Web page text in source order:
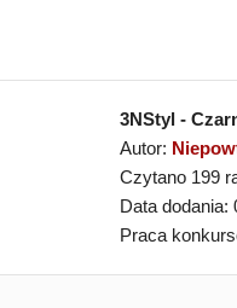
3NStyl -
Autor:
Czytano 199
Data dodania:
Praca